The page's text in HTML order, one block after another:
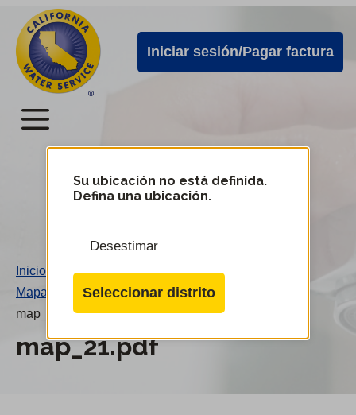
directamente
contenido
principal
Alertas
de
Cal
Water
Iniciar sesión/Pagar factura
Menú
Menú
servicio
de
Cal
Water
Su ubicación no está definida.
Defina una ubicación.
Desestimar
Seleccionar distrito
Inicio
Mapa 21
map_21.pdf
map_21.pdf